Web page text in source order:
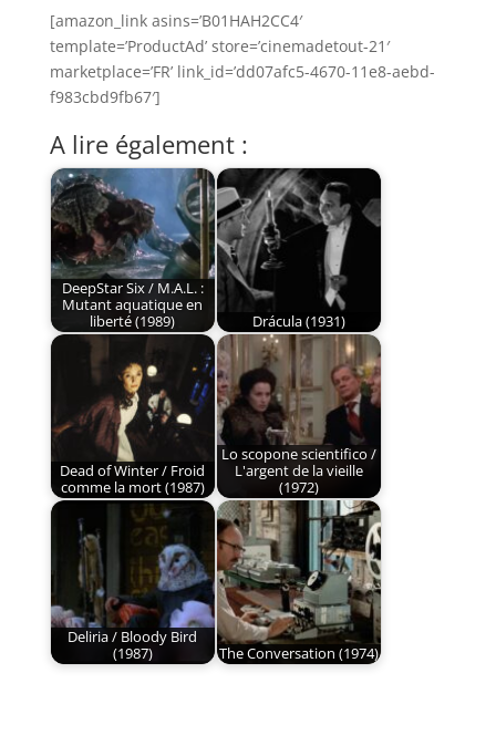
[amazon_link asins=’B01HAH2CC4′
template=’ProductAd’ store=’cinemadetout-21′
marketplace=’FR’ link_id=’dd07afc5-4670-11e8-aebd-
f983cbd9fb67′]
A lire également :
DeepStar Six / M.A.L. :
Mutant aquatique en
liberté (1989)
Drácula (1931)
Dead of Winter / Froid
comme la mort (1987)
Lo scopone scientifico /
L'argent de la vieille
(1972)
Deliria / Bloody Bird
(1987)
The Conversation (1974)